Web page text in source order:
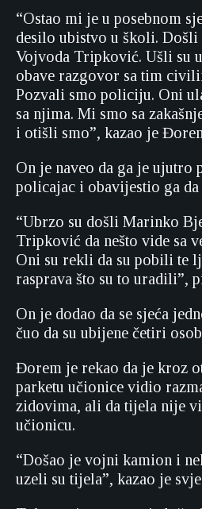
“Ostao mi je u posebnom
desilo ubistvo u školi.
Vojvoda Tripković. Ušli su
obave razgovor sa tim
Pozvali smo policiju. Oni
sa njima. Mi smo sa
i otišli smo”, kazao je
On je naveo da ga je ujutro
policajac i obavijestio ga da
“Ubrzo su došli Marinko
Tripković da nešto vide sa
Oni su rekli da su pobili te
rasprava što su to uradili”,
On je dodao da se sjeća
čuo da su ubijene četiri
Đorem je rekao da je kroz
parketu učionice vidio
zidovima, ali da tijela nije
učionicu.
“Došao je vojni kamion i
uzeli su tijela”, kazao je